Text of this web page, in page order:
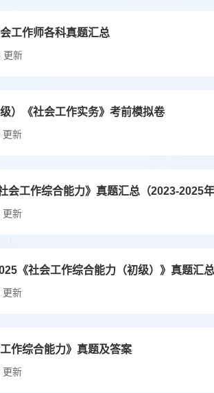
工作师各科真题汇总
更新
）《社会工作实务》考前模拟卷
更新
会工作综合能力》真题汇总（2023-2025年
更新
《社会工作综合能力（初级）》真题汇
更新
作综合能力》真题及答案
更新